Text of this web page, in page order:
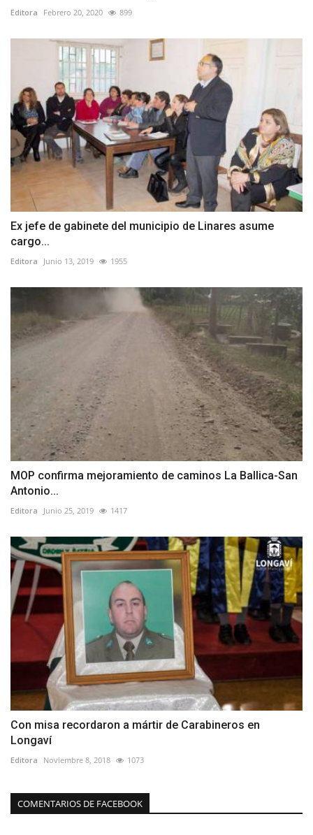
Editora Febrero 20, 2020 899
Ex jefe de gabinete del municipio de Linares asume
cargo...
Editora Junio 13, 2019 1955
MOP confirma mejoramiento de caminos La Ballica-San
Antonio...
Editora Junio 25, 2019 1417
Con misa recordaron a mártir de Carabineros en
Longaví
Editora Noviembre 8, 2018 1073
COMENTARIOS DE FACEBOOK